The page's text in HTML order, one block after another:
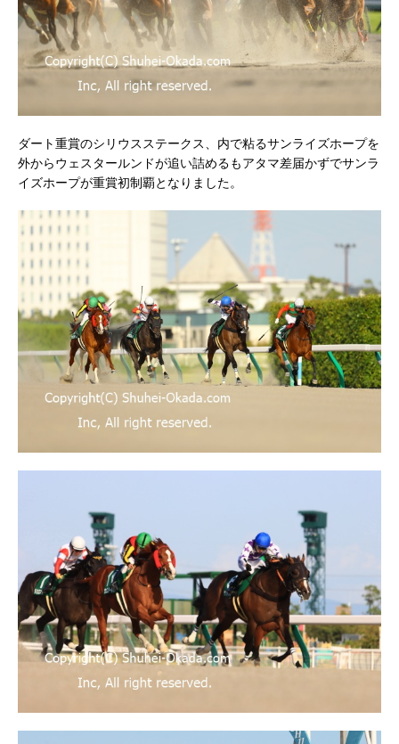
ダート重賞のシリウスステークス、内で粘るサンライズホープを
外からウェスタールンドが追い詰めるもアタマ差届かずでサンラ
イズホープが重賞初制覇となりました。